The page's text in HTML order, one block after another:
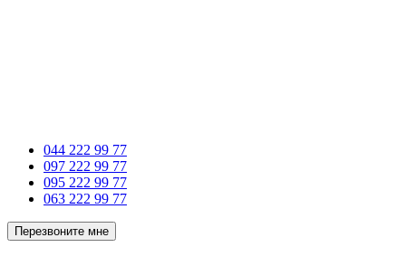
044 222 99 77
097 222 99 77
095 222 99 77
063 222 99 77
Перезвоните мне